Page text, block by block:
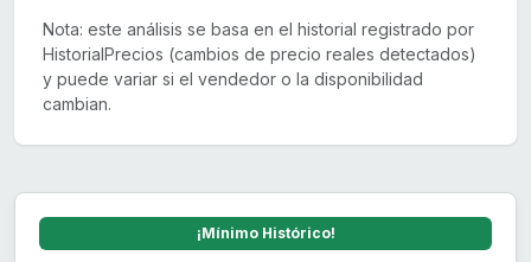
Nota: este análisis se basa en el historial registrado por
HistorialPrecios (cambios de precio reales detectados)
y puede variar si el vendedor o la disponibilidad
cambian.
¡Mínimo Histórico!